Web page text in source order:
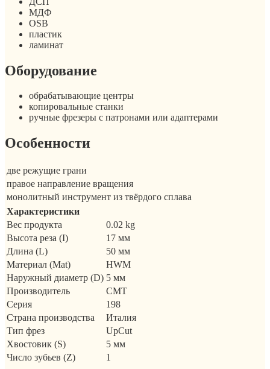
МДФ
OSB
пластик
ламинат
Оборудование
обрабатывающие центры
копировальные станки
ручные фрезеры с патронами или адаптерами
Особенности
две режущие грани
правое направление вращения
монолитный инструмент из твёрдого сплава
Характеристики
Вес продукта
0.02 kg
Высота реза (I)
17 мм
Длина (L)
50 мм
Материал (Mat)
HWM
Наружный диаметр (D) 5 мм
Производитель
CMT
Серия
198
Страна производства
Италия
Тип фрез
UpCut
Хвостовик (S)
5 мм
Число зубьев (Z)
1